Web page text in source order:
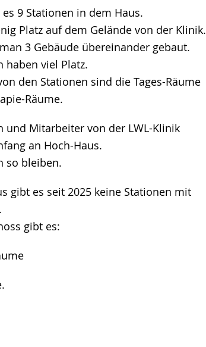
es 9 Stationen in dem Haus.
Platz auf dem Gelände von der Klinik.
3 Gebäude übereinander gebaut.
haben viel Platz.
den Stationen sind die Tages-Räume
Räume.
und Mitarbeiter von der LWL-Klinik
an Hoch-Haus.
so bleiben.
gibt es seit 2025 keine Stationen mit
gibt es: